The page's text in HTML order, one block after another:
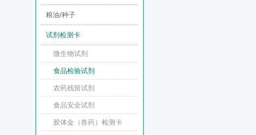
粮油/种子
试剂检测卡
微生物试剂
食品检验试剂
农药残留试剂
食品安全试剂
胶体金（兽药）检测卡